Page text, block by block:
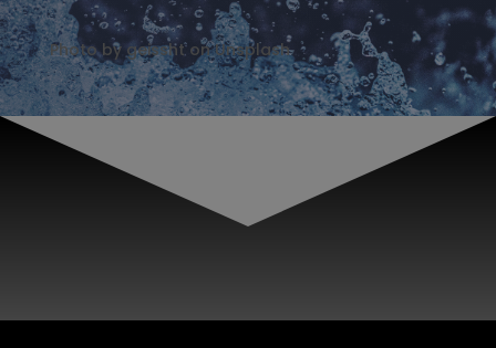
Photo by geisshtonUnsplash